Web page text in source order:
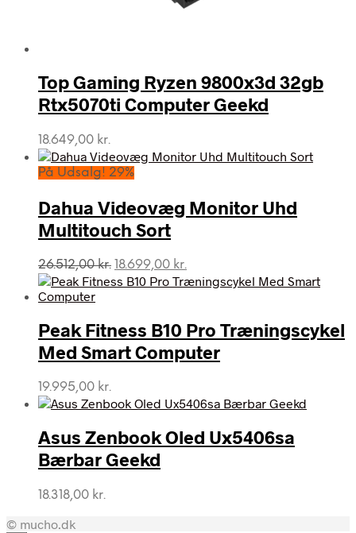
Top Gaming Ryzen 9800x3d 32gb
Rtx5070ti Computer Geekd
18.649,00 kr.
På Udsalg! 29%
Dahua Videovæg Monitor Uhd
Multitouch Sort
26.512,00kr. Den
oprindelige
26.512,00 kr..
18.699,00 kr.
aktuelle
18.699,00 kr..
Peak Fitness B10 Pro Træningscykel
Med Smart Computer
19.995,00 kr.
Asus Zenbook Oled Ux5406sa
Bærbar Geekd
18.318,00 kr.
© mucho.dk